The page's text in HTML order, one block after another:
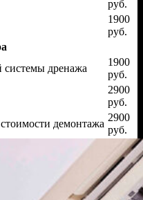
руб.
1900
руб.
дренажа
1900
руб.
2900
руб.
демонтажа
2900
руб.